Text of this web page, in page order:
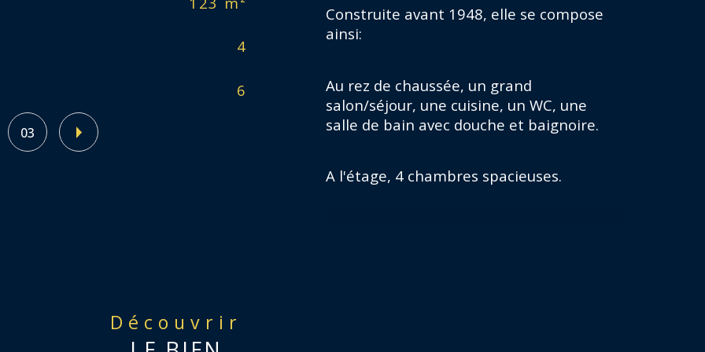
4
6 Format de chauffage
03
Construite avant 1948, elle se compose
ainsi:
Au rez de chaussée, un grand
salon/séjour, une cuisine, un WC, une
salle de bain avec douche et baignoire.
A l'étage, 4 chambres spacieuses.
Découvrir